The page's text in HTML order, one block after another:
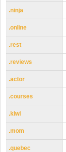
.ninja
.online
.rest
.reviews
.actor
.courses
.kiwi
.mom
.quebec